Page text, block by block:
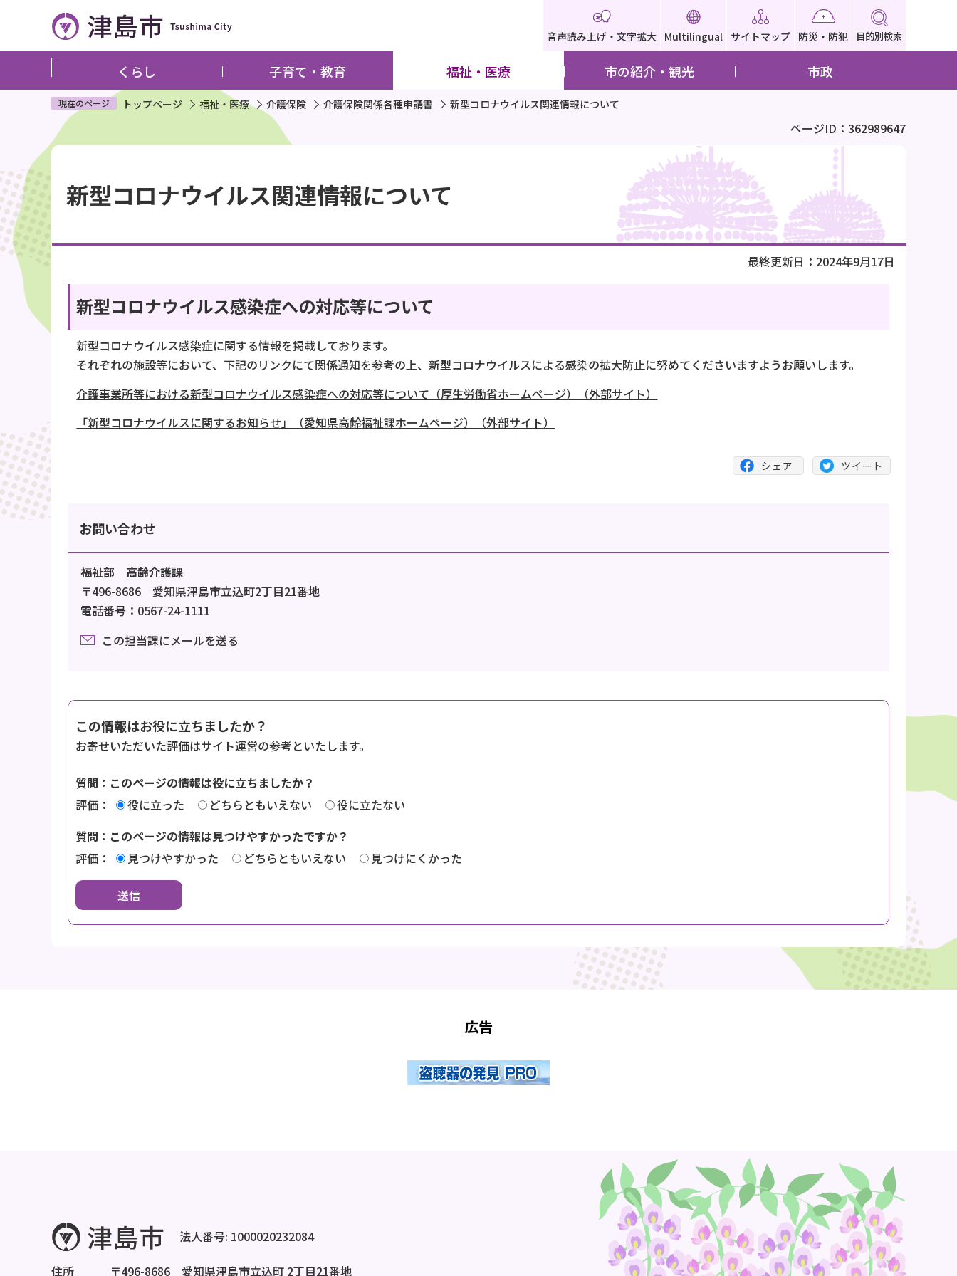
ペ
ジ
す
音声読み上げ・文字拡大 Multilingual サイトマップ 防災・防犯 目的別検索
くらし 子育て・教育 福祉・医療 市の紹介・観光 市政
現在のページ トップページ 福祉・医療 介護保険 介護保険関係各種申請書 新型コロナウイルス関連情報について
ページID：362989647
文
こ
こ
か
ら
新型コロナウイルス関連情報について
最終更新日：2024年9月17日
新型コロナウイルス感染症への対応等について
新型コロナウイルス感染症に関する情報を掲載しております。
それぞれの施設等において、下記のリンクにて関係通知を参考の上、新型コロナウイルスによる感染の拡大防止に努めてくださいますようお願いします。
介護事業所等における新型コロナウイルス感染症への対応等について（厚生労働省ホームページ）（外部サイト）
「新型コロナウイルスに関するお知らせ」（愛知県高齢福祉課ホームページ）（外部サイト）
お問い合わせ
福祉部 高齢介護課
〒496-8686 愛知県津島市立込町2丁目21番地
電話番号：0567-24-1111
この担当課にメールを送る
この情報はお役に立ちましたか？
お寄せいただいた評価はサイト運営の参考といたします。
質問：このページの情報は役に立ちましたか？
評価：
役に立った どちらともいえない
役に立たない
質問：このページの情報は見つけやすかったですか？
評価：
見つけやすかった どちらともいえない 見つけにくかった
広告
法人番号: 1000020232084
住所 〒496-8686 愛知県津島市立込町 2丁目21番地